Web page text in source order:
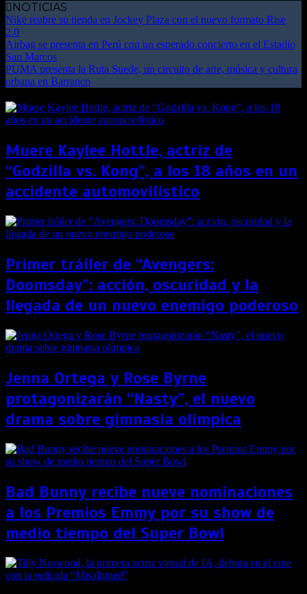
NOTICIAS
Nike reabre su tienda en Jockey Plaza con el nuevo formato Rise
2.0
Airbag se presenta en Perú con un esperado concierto en el Estadio
San Marcos
PUMA presenta la Ruta Suede, un circuito de arte, música y cultura
urbana en Barranco
Muere Kaylee Hottle, actriz de
“Godzilla vs. Kong”, a los 18 años en un
accidente automovilístico
Primer tráiler de “Avengers:
Doomsday”: acción, oscuridad y la
llegada de un nuevo enemigo poderoso
Jenna Ortega y Rose Byrne
protagonizarán “Nasty”, el nuevo
drama sobre gimnasia olímpica
Bad Bunny recibe nueve nominaciones
a los Premios Emmy por su show de
medio tiempo del Super Bowl